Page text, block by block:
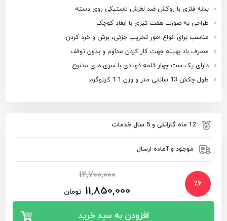
بدنه فلزی با روکش ضد لغزش لاستیکی روی دسته
طراحی به صورت هفت تیری با ابعاد کوچک
مناسب برای انواع امور تخریب جزئی، برش و خرد کردن
مصرف باد بهینه جهت کار کردن مداوم و بدون توقف
دارای یک ست چهار قلمه فولادی با سری های متنوع
طول چکش 13 سانتی متر و وزن 1.1 کیلوگرم
12 ماه گارانتی و 5 سال خدمات
موجود و آماده ارسال
٪6
12,700,000
11,850,000 تومان
افزودن به سبد خرید